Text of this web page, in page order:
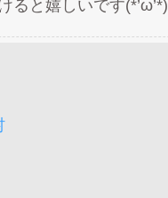
ると嬉しいです(*’ω’*)